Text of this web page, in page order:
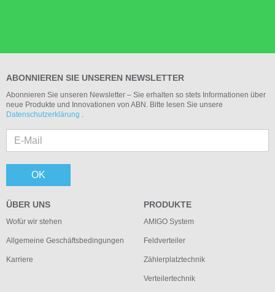
ABONNIEREN SIE UNSEREN NEWSLETTER
Abonnieren Sie unseren Newsletter – Sie erhalten so stets Informationen über
neue Produkte und Innovationen von ABN. Bitte lesen Sie unsere
Datenschutzerklärung .
OK
ÜBER UNS
Wofür wir stehen
Allgemeine Geschäftsbedingungen
Karriere
PRODUKTE
AMIGO System
Feldverteiler
Zählerplatztechnik
Verteilertechnik